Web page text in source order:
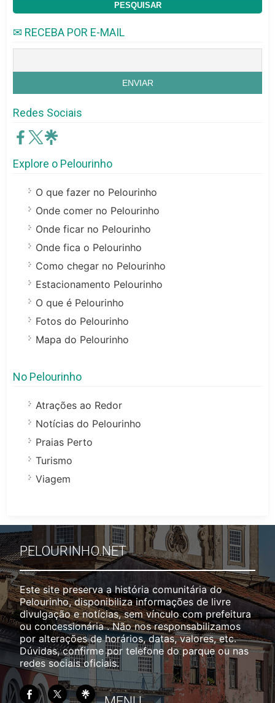
✉ RECEBA POR E-MAIL
Redes Sociais
Explore o Pelourinho
O que fazer no Pelourinho
Onde comer no Pelourinho
Onde ficar no Pelourinho
Onde fica o Pelourinho
Como chegar no Pelourinho
Estacionamento Pelourinho
O que é Pelourinho
Fotos do Pelourinho
Mapa do Pelourinho
No Pelourinho
Atrações ao Redor
Notícias do Pelourinho
Praias Perto
Turismo
Viagem
PELOURINHO.NET
Este site preserva a história comunitária do
Pelourinho, disponibiliza informações de livre
divulgação e notícias, sem vínculo com prefeitura
ou concessionária . Não nos responsabilizamos
por alterações de horários, datas, valores, etc.
Dúvidas, confirme por telefone do parque ou nas
redes sociais oficiais.